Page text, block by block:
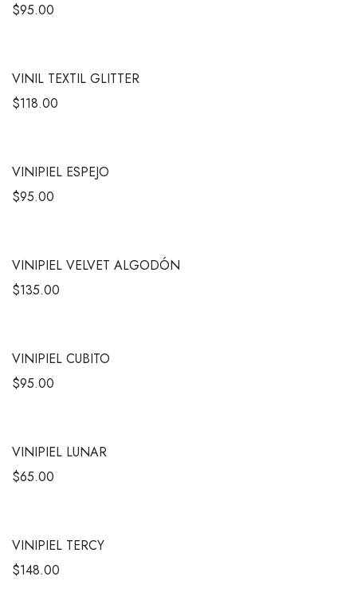
$95.00
VINIL TEXTIL GLITTER
$118.00
VINIPIEL ESPEJO
$95.00
VINIPIEL VELVET ALGODÓN
$135.00
VINIPIEL CUBITO
$95.00
VINIPIEL LUNAR
$65.00
VINIPIEL TERCY
$148.00